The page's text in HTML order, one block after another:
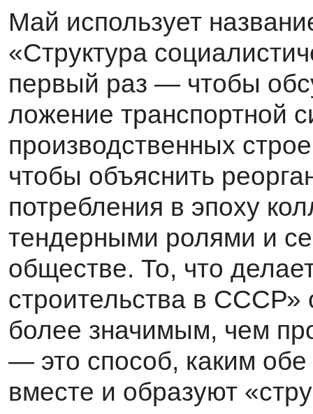
Май использует
«Структура
первый раз — чтобы
ложение транспортной
производственных
чтобы объяснить
потребления в эпоху
тендерными ролями и
обществе. То, что
строительства в
более значимым, чем
— это способ, каким
вместе и обра­зуют